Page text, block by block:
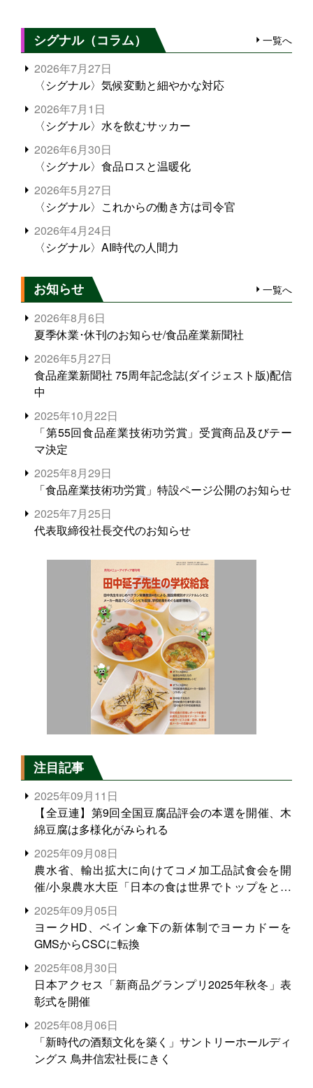
シグナル（コラム） 一覧へ
2026年7月27日
〈シグナル〉気候変動と細やかな対応
2026年7月1日
〈シグナル〉水を飲むサッカー
2026年6月30日
〈シグナル〉食品ロスと温暖化
2026年5月27日
〈シグナル〉これからの働き方は司令官
2026年4月24日
〈シグナル〉AI時代の人間力
お知らせ 一覧へ
2026年8月6日
夏季休業･休刊のお知らせ/食品産業新聞社
2026年5月27日
食品産業新聞社 75周年記念誌(ダイジェスト版)配信
中
2025年10月22日
「第55回食品産業技術功労賞」受賞商品及びテー
マ決定
2025年8月29日
「食品産業技術功労賞」特設ページ公開のお知らせ
2025年7月25日
代表取締役社長交代のお知らせ
注目記事
2025年09月11日
【全豆連】第9回全国豆腐品評会の本選を開催、木
綿豆腐は多様化がみられる
2025年09月08日
農水省、輸出拡大に向けてコメ加工品試食会を開
催/小泉農水大臣「日本の食は世界でトップをとれ
る。米増産に向けて、米輸出需要の拡大を」
2025年09月05日
ヨークHD、ベイン傘下の新体制でヨーカドーを
GMSからCSCに転換
2025年08月30日
日本アクセス「新商品グランプリ2025年秋冬」表
彰式を開催
2025年08月06日
「新時代の酒類文化を築く」サントリーホールディ
ングス 鳥井信宏社長にきく